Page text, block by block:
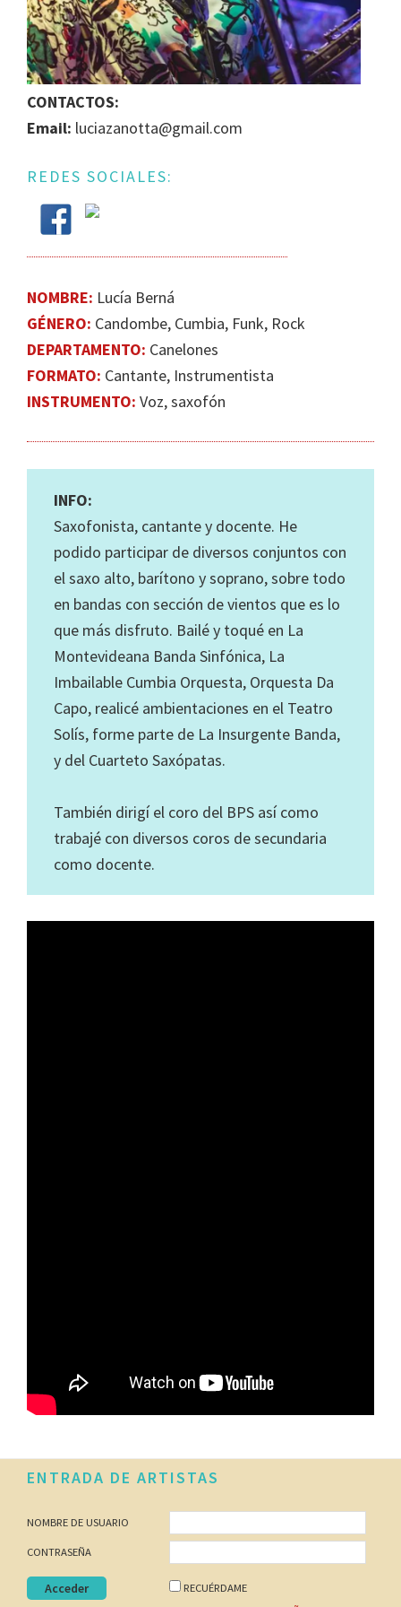
IGUALDAD
DE
GÉNERO
EN
LA
ESCENA
URUGUAYA
CONTACTOS:
Email: luciazanotta@gmail.com
REDES SOCIALES:
NOMBRE: Lucía Berná
GÉNERO: Candombe, Cumbia, Funk, Rock
DEPARTAMENTO: Canelones
FORMATO: Cantante, Instrumentista
INSTRUMENTO: Voz, saxofón
INFO:
Saxofonista, cantante y docente. He
podido participar de diversos conjuntos con
el saxo alto, barítono y soprano, sobre todo
en bandas con sección de vientos que es lo
que más disfruto. Bailé y toqué en La
Montevideana Banda Sinfónica, La
Imbailable Cumbia Orquesta, Orquesta Da
Capo, realicé ambientaciones en el Teatro
Solís, forme parte de La Insurgente Banda,
y del Cuarteto Saxópatas.
También dirigí el coro del BPS así como
trabajé con diversos coros de secundaria
como docente.
Footer
ENTRADA DE ARTISTAS
NOMBRE DE USUARIO
CONTRASEÑA
RECUÉRDAME